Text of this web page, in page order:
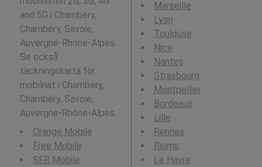
and 5G i Chambery,
Chambéry, Savoie,
Auvergne-Rhône-Alpes.
Se också:
täckningskarta för
mobilnät i Chambery,
Chambéry, Savoie,
Auvergne-Rhône-Alpes.
Orange Mobile
Free Mobile
SFR Mobile
Marseille
Lyon
Toulouse
Nice
Nantes
Strasbourg
Montpellier
Bordeaux
Lille
Rennes
Reims
Le Havre